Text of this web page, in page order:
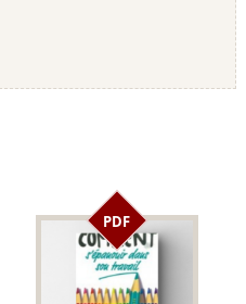
PDF